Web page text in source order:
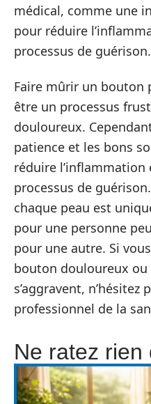
médical, comme une
pour réduire
processus de guérison.
Faire mûrir un
être un processus
douloureux.
patience et les bons
réduire l’inflammation
processus de
chaque peau est
pour une personne
pour une autre. Si
bouton douloureux ou
s’aggravent, n’hésitez
professionnel de la
Ne ratez rien